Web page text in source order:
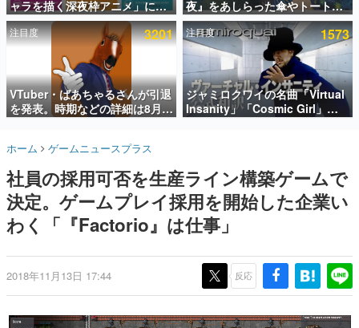
赫本
この物語を解いてはいけない。『赫本』は、〈試験問題〉
の形をした短編ホラー小説集です。
新世代に訊く
これからのデジタルゲーム市場を担う若きクリエイター達
の姿を追い、彼らのルーツと情熱を探っていきます。
ゲーム世代の作家たち
ゲームに多大な影響を受けた作家さんに取材し、ゲームが
日本のコンテンツ産業やカルチャーに与えた影響を探る企
画です。
日本モバイルゲーム産業史
日本のモバイルゲーム史における主要なトピック・タイト
ルを網羅するほか、開発者へのインタビューや識者による
若ゲのいたり〜ゲームクリエイターの青春〜
『うつヌケ』『ペンと箸』等で知られるマンガ家・田中圭
一先生によるゲーム業界レポートマンガです。
ャラを描く深夜枠アニメ」に視
聴者の一部から批判意見。違法
薬物の使用と思しき描写も含め
て、BPOが議論を交わす
夜』をあしらった傘やトートバ
ッグなどが登場。8月7日21時よ
り2日間限定で予約販売
注目度 3201
VTuber・ばあちゃるさんが引退
を発表。時期などの詳細は8月9
日15時からの配信で説明
注目度 1573
ジャミロクワイの名曲「Virtual
Insanity」「Cosmic Girl」
「Canned Heat」公式日本語字
て
ホーム ゲームニュースプラス
社員の採用可否を生産ライン構築ゲームで
決定。ゲームプレイ採用を開始した企業い
わく「『Factorio』は仕事」
2018年11月13日 17:44 反応